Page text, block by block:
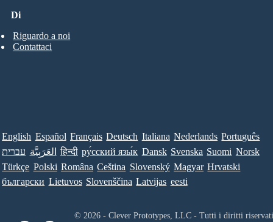
Di
Riguardo a noi
Contattaci
English Español Français Deutsch Italiana Nederlands Português
עברית العَرَبِيَّة हिन्दी ру́сский язы́к Dansk Svenska Suomi Norsk
Türkçe Polski Româna Ceština Slovenský Magyar Hrvatski
български Lietuvos Slovenščina Latvijas eesti
© 2026 - Clever Prototypes, LLC - Tutti i diritti